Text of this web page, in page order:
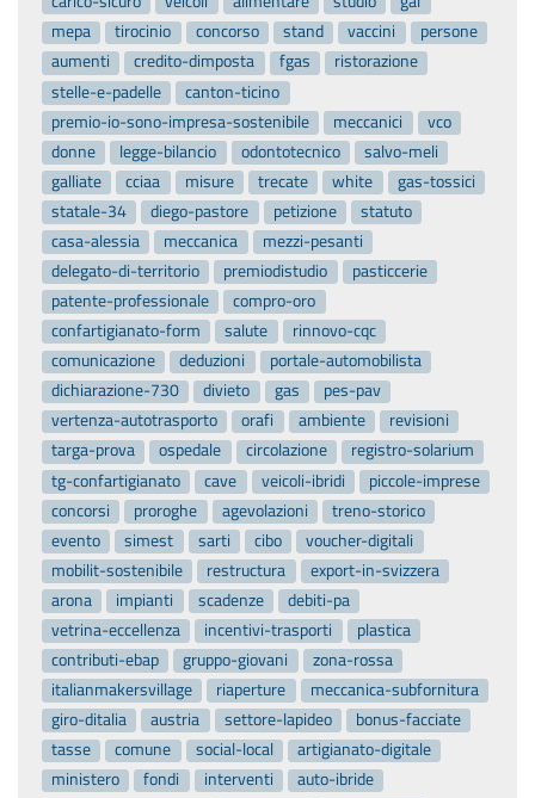
mepa
tirocinio concorso stand vaccini
persone
aumenti
credito-dimposta fgas
ristorazione
stelle-e-padelle
canton-ticino
premio-io-sono-impresa-sostenibile
meccanici
vco
donne
legge-bilancio odontotecnico
salvo-meli
galliate
cciaa misure trecate white
gas-tossici
statale-34
diego-pastore petizione
statuto
casa-alessia
meccanica
mezzi-pesanti
delegato-di-territorio
premiodistudio
pasticcerie
patente-professionale
compro-oro
confartigianato-form
salute
rinnovo-cqc
comunicazione
deduzioni
portale-automobilista
dichiarazione-730
divieto gas
pes-pav
vertenza-autotrasporto
orafi ambiente
revisioni
targa-prova
ospedale circolazione
registro-solarium
tg-confartigianato
cave veicoli-ibridi
piccole-imprese
concorsi
proroghe agevolazioni
treno-storico
evento
simest sarti cibo
voucher-digitali
mobilit-sostenibile
restructura
export-in-svizzera
arona
impianti scadenze
debiti-pa
vetrina-eccellenza
incentivi-trasporti
plastica
contributi-ebap
gruppo-giovani
zona-rossa
italianmakersvillage
riaperture
meccanica-subfornitura
giro-ditalia
austria settore-lapideo
bonus-facciate
tasse
comune social-local
artigianato-digitale
ministero
fondi interventi
auto-ibride